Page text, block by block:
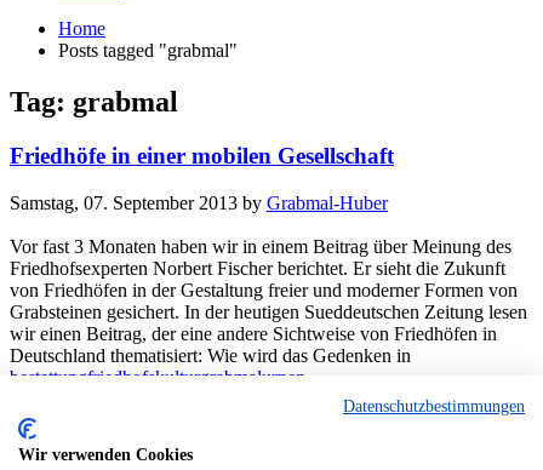
Home
Posts tagged "grabmal"
Tag: grabmal
Friedhöfe in einer mobilen Gesellschaft
Samstag, 07. September 2013 by Grabmal-Huber
Vor fast 3 Monaten haben wir in einem Beitrag über Meinung des
Friedhofsexperten Norbert Fischer berichtet. Er sieht die Zukunft
von Friedhöfen in der Gestaltung freier und moderner Formen von
Grabsteinen gesichert. In der heutigen Sueddeutschen Zeitung lesen
wir einen Beitrag, der eine andere Sichtweise von Friedhöfen in
Deutschland thematisiert: Wie wird das Gedenken in
bestattungfriedhofskulturgrabmalurnen
Datenschutzbestimmungen
Wir verwenden Cookies